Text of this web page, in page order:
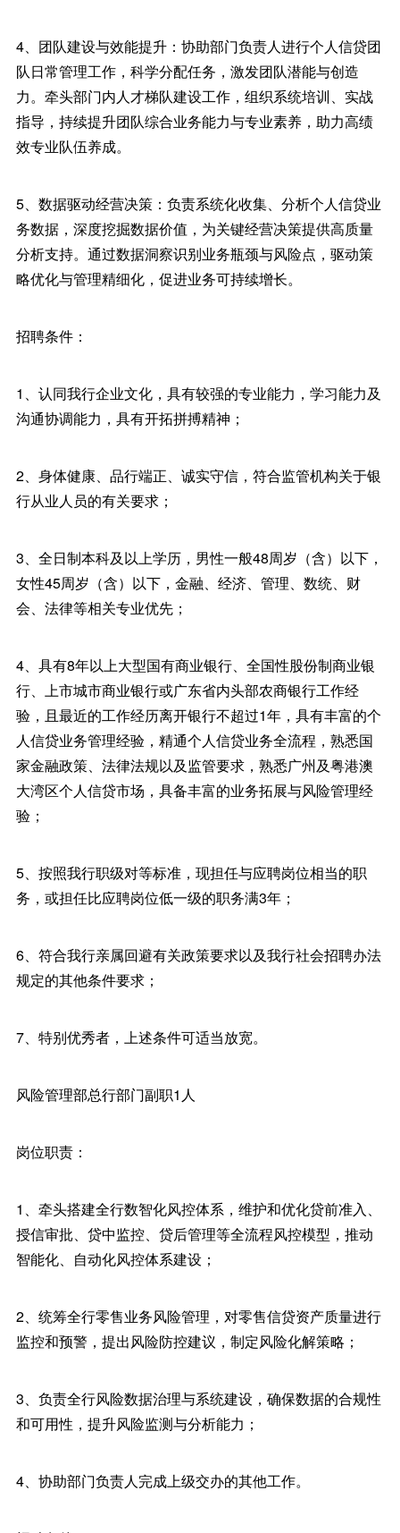
4、团队建设与效能提升：协助部门负责人进行个人信贷团
队日常管理工作，科学分配任务，激发团队潜能与创造
力。牵头部门内人才梯队建设工作，组织系统培训、实战
指导，持续提升团队综合业务能力与专业素养，助力高绩
效专业队伍养成。
5、数据驱动经营决策：负责系统化收集、分析个人信贷业
务数据，深度挖掘数据价值，为关键经营决策提供高质量
分析支持。通过数据洞察识别业务瓶颈与风险点，驱动策
略优化与管理精细化，促进业务可持续增长。
招聘条件：
1、认同我行企业文化，具有较强的专业能力，学习能力及
沟通协调能力，具有开拓拼搏精神；
2、身体健康、品行端正、诚实守信，符合监管机构关于银
行从业人员的有关要求；
3、全日制本科及以上学历，男性一般48周岁（含）以下，
女性45周岁（含）以下，金融、经济、管理、数统、财
会、法律等相关专业优先；
4、具有8年以上大型国有商业银行、全国性股份制商业银
行、上市城市商业银行或广东省内头部农商银行工作经
验，且最近的工作经历离开银行不超过1年，具有丰富的个
人信贷业务管理经验，精通个人信贷业务全流程，熟悉国
家金融政策、法律法规以及监管要求，熟悉广州及粤港澳
大湾区个人信贷市场，具备丰富的业务拓展与风险管理经
验；
5、按照我行职级对等标准，现担任与应聘岗位相当的职
务，或担任比应聘岗位低一级的职务满3年；
6、符合我行亲属回避有关政策要求以及我行社会招聘办法
规定的其他条件要求；
7、特别优秀者，上述条件可适当放宽。
风险管理部总行部门副职1人
岗位职责：
1、牵头搭建全行数智化风控体系，维护和优化贷前准入、
授信审批、贷中监控、贷后管理等全流程风控模型，推动
智能化、自动化风控体系建设；
2、统筹全行零售业务风险管理，对零售信贷资产质量进行
监控和预警，提出风险防控建议，制定风险化解策略；
3、负责全行风险数据治理与系统建设，确保数据的合规性
和可用性，提升风险监测与分析能力；
4、协助部门负责人完成上级交办的其他工作。